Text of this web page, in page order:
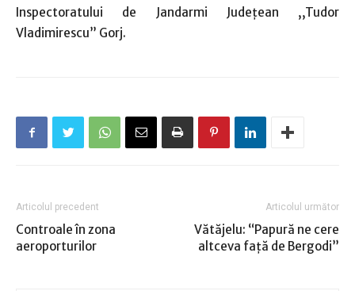
Inspectoratului de Jandarmi Județean ,,Tudor
Vladimirescu” Gorj.
Articolul precedent
Controale în zona
aeroporturilor
Articolul următor
Vătăjelu: “Papură ne cere
altceva faţă de Bergodi”